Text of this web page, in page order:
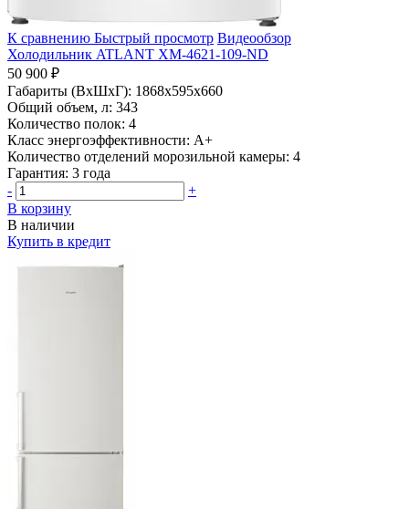
К сравнению Быстрый просмотр Видеообзор
Холодильник ATLANT ХМ-4621-109-ND
50 900 ₽
Габариты (ВхШхГ): 1868х595х660
Общий объем, л: 343
Количество полок: 4
Класс энергоэффективности: A+
Количество отделений морозильной камеры: 4
Гарантия: 3 года
-
+
В корзину
В наличии
Купить в кредит